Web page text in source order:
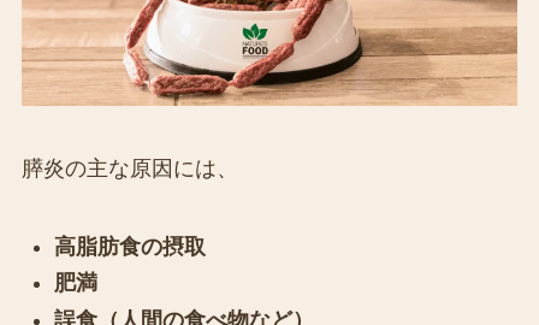
膵炎の主な原因には、
高脂肪食の摂取
肥満
誤食（人間の食べ物など）